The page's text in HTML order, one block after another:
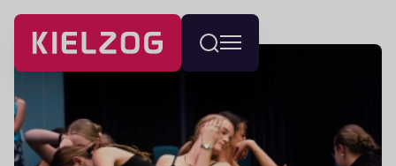
Navigatie
overslaan
Wissel
menu